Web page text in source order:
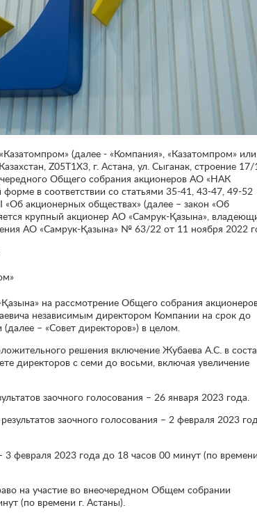
(далее - «Компания», «Казатомпром» или
Z05T1X3, г. Астана, ул. Сыганак, строение
Общего собрания акционеров АО «НАК
в соответствии со статьями 35-41, 43-47, 49-52
акционерных обществах» (далее – закон «Об
крупный акционер АО «Самрук-Қазына»,
АО «Самрук-Қазына» № 63/22 от 11 ноября 2022
на рассмотрение Общего собрания
независимым директором Компании на срок до
– «Совет директоров») в целом.
решения включение Жубаева А.С. в
директоров с семи до восьми, включая увеличение
заочного голосования – 26 января 2023 года.
заочного голосования – 2 февраля 2023
3 февраля 2023 года до 18 часов 00 минут (по времени
на участие во внеочередном Общем собрании
(по времени г. Астаны).